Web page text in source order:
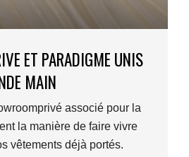
ET PARADIGME UNIS
MAIN
associé pour la
la manière de faire vivre
vêtements déjà portés.